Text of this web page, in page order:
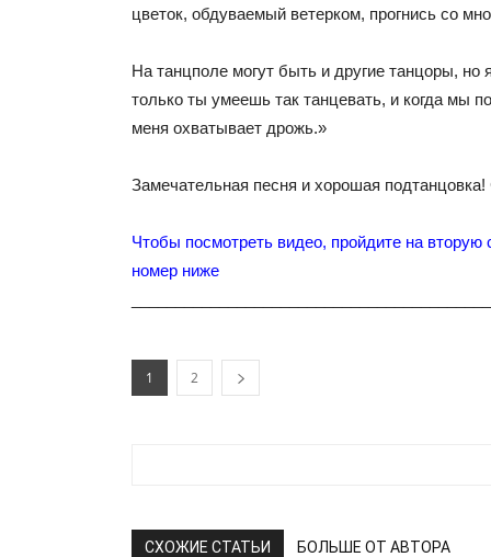
цветок, обдуваемый ветерком, прогнись со
На танцполе могут быть и другие танцоры, но
только ты умеешь так танцевать, и когда мы
меня охватывает дрожь.»
Замечательная песня и хорошая
Чтобы посмотреть видео, пройдите на вторую
номер ниже
1 2
СХОЖИЕ СТАТЬИ БОЛЬШЕ ОТ АВТОРА